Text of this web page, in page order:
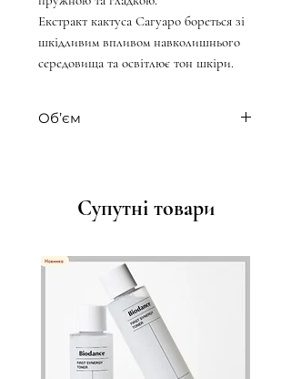
Екстракт кактуса Сагуаро бореться зі
шкідливим впливом навколишнього
середовища та освітлює тон шкіри.
Об’єм
Супутні товари